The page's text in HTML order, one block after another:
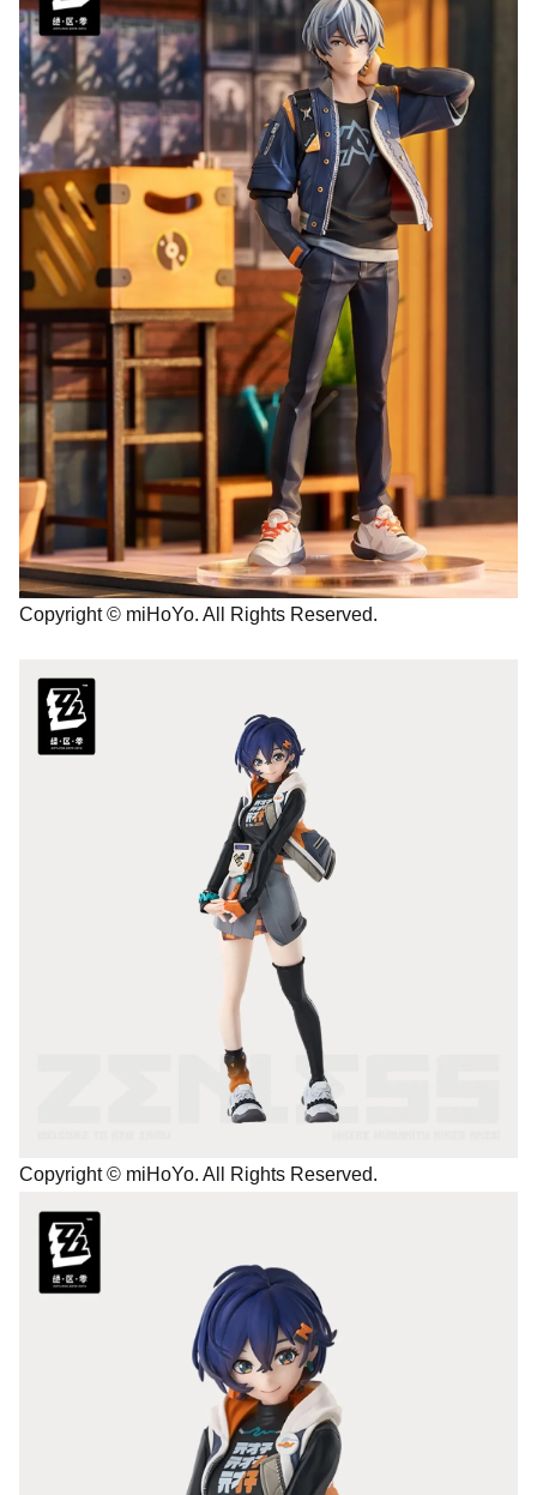
Copyright © miHoYo. All Rights Reserved.
Copyright © miHoYo. All Rights Reserved.